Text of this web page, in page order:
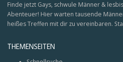
Finde jetzt Gays, schwule Männer &
Abenteuer! Hier warten tausende
heißes Treffen mit dir zu vereinbaren.
THEMENSEITEN